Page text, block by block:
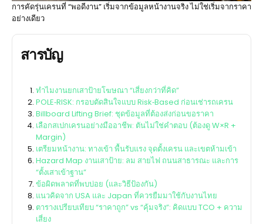
การคัดรุ่นเครนที่ “พอดีงาน” เริ่มจากข้อมูลหน้างานจริง ไม่ใช่เริ่มจากราคา
อย่างเดียว
สารบัญ
ทำไมงานยกเสาป้ายโฆษณา “เสี่ยงกว่าที่คิด”
POLE‑RISK: กรอบตัดสินใจแบบ Risk‑Based ก่อนเช่ารถเครน
Billboard Lifting Brief: ชุดข้อมูลที่ต้องส่งก่อนขอราคา
เลือกสเปกเครนอย่างมืออาชีพ: ตันไม่ใช่คำตอบ (ต้องดู W×R +
Margin)
เตรียมหน้างาน: ทางเข้า พื้นรับแรง จุดตั้งเครน และเขตห้ามเข้า
Hazard Map งานเสาป้าย: ลม สายไฟ ถนนสาธารณะ และการ
“ตั้งเสาเข้าฐาน”
ข้อผิดพลาดที่พบบ่อย (และวิธีป้องกัน)
แนวคิดจาก USA และ Japan ที่ควรยืมมาใช้กับงานไทย
ตารางเปรียบเทียบ “ราคาถูก” vs “คุ้มจริง”: คิดแบบ TCO + ความ
เสี่ยง